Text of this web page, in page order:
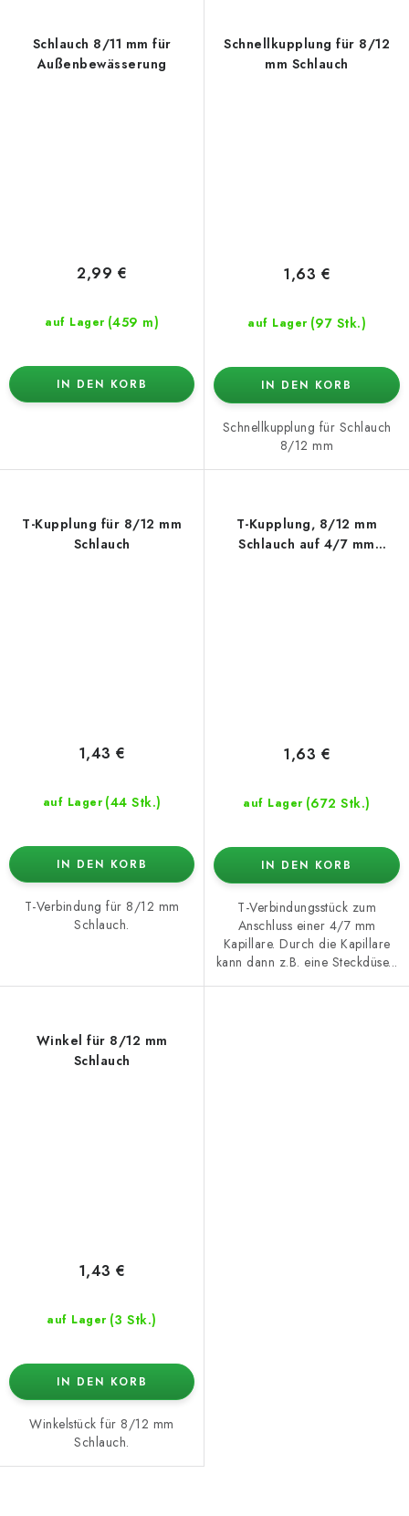
Schlauch 8/11 mm für
Außenbewässerung
auf Lager (459 m)
2,99 €
IN DEN KORB
Schnellkupplung für 8/12
mm Schlauch
auf Lager (97 Stk.)
1,63 €
IN DEN KORB
Schnellkupplung für Schlauch
8/12 mm
T-Kupplung für 8/12 mm
Schlauch
auf Lager (44 Stk.)
1,43 €
IN DEN KORB
T-Verbindung für 8/12 mm
Schlauch.
T-Kupplung, 8/12 mm
Schlauch auf 4/7 mm
auf Lager (672 Stk.)
1,63 €
IN DEN KORB
T-Verbindungsstück zum
Anschluss einer 4/7 mm
Kapillare. Durch die Kapillare
kann dann z.B. eine Steckdüse...
Winkel für 8/12 mm
Schlauch
auf Lager (3 Stk.)
1,43 €
IN DEN KORB
Winkelstück für 8/12 mm
Schlauch.